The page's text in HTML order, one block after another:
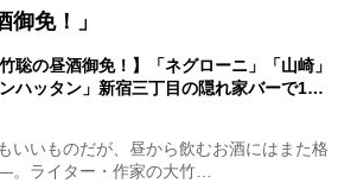
御免！」
竹聡の昼酒御免！】「ネグローニ」「山崎」
ンハッタン」新宿三丁目の隠れ家バーで1…
いいものだが、昼から飲むお酒にはまた格
。ライター・作家の大竹…